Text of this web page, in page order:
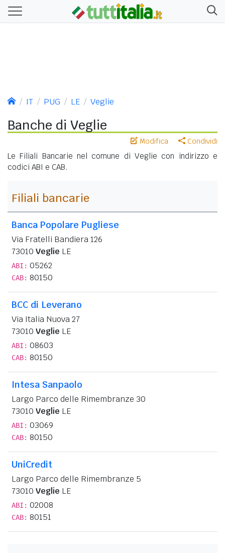
IT PUG LE Veglie
Banche di Veglie
Modifica Condividi
Le Filiali Bancarie nel comune di Veglie con indirizzo e
codici ABI e CAB.
Filiali bancarie
Banca Popolare Pugliese
Via Fratelli Bandiera 126
73010 Veglie LE
ABI: 05262
CAB: 80150
BCC di Leverano
Via Italia Nuova 27
73010 Veglie LE
ABI: 08603
CAB: 80150
Intesa Sanpaolo
Largo Parco delle Rimembranze 30
73010 Veglie LE
ABI: 03069
CAB: 80150
UniCredit
Largo Parco delle Rimembranze 5
73010 Veglie LE
ABI: 02008
CAB: 80151